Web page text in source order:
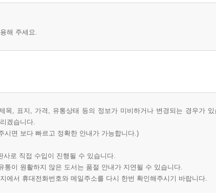
해 주세요.
목, 표지, 가격, 유통상태 등의 정보가 미비하거나 변경되는 경우가
겠습니다.
시면 보다 빠르고 정확한 안내가 가능합니다.)
로 직접 수입이 진행될 수 있습니다.
이 원활하지 않은 도서는 품절 안내가 지연될 수 있습니다.
에서 휴대전화번호와 메일주소를 다시 한번 확인해주시기 바랍니다.